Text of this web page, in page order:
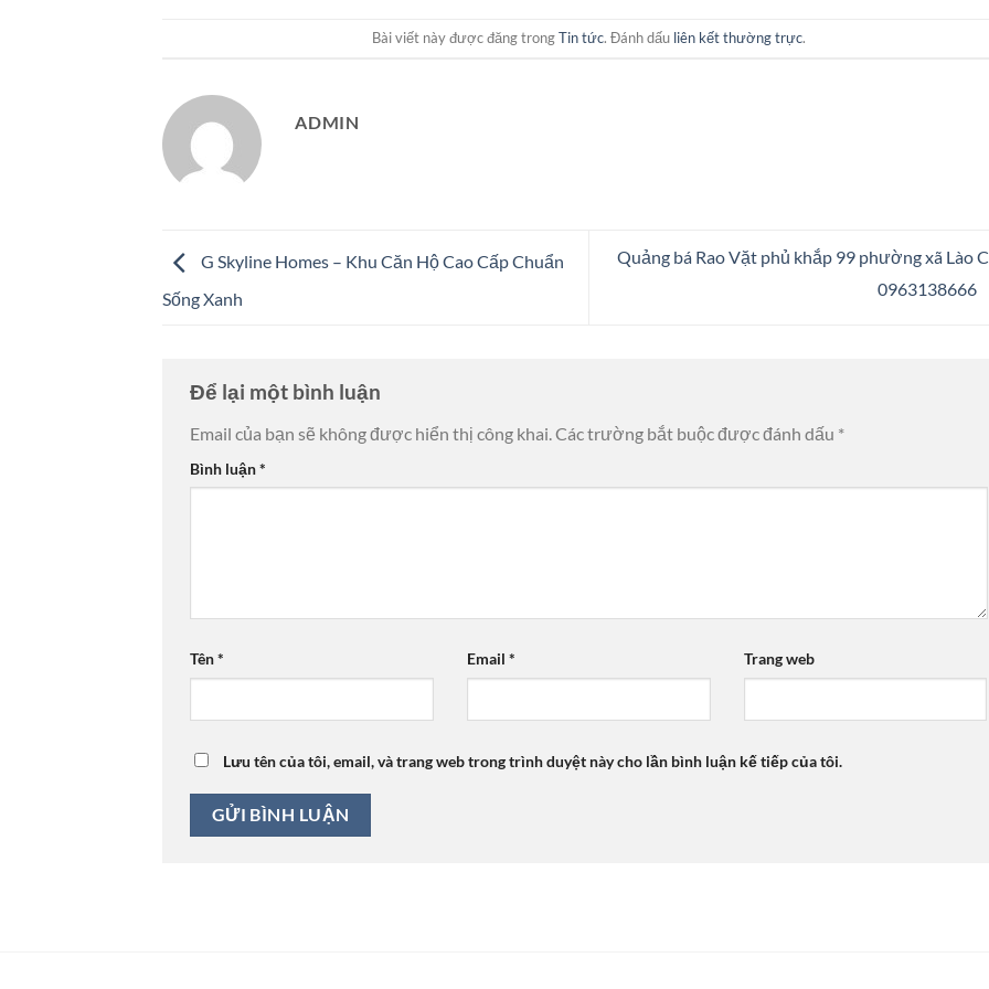
Bài viết này được đăng trongTin tức. Đánh dấu liên kết thường trực.
ADMIN
G Skyline Homes – Khu Căn Hộ Cao Cấp Chuẩn
Sống Xanh
Quảng bá Rao Vặt phủ khắp 99 phường xã Lào
0963138666
Để lại một bình luận
Email của bạn sẽ không được hiển thị công khai. Các trường bắt buộc được đánh dấu *
Bình luận*
Tên* Email * Trang web
Lưu tên của tôi, email, và trang web trong trình duyệt này cho lần bình luận kế tiếp của tôi.